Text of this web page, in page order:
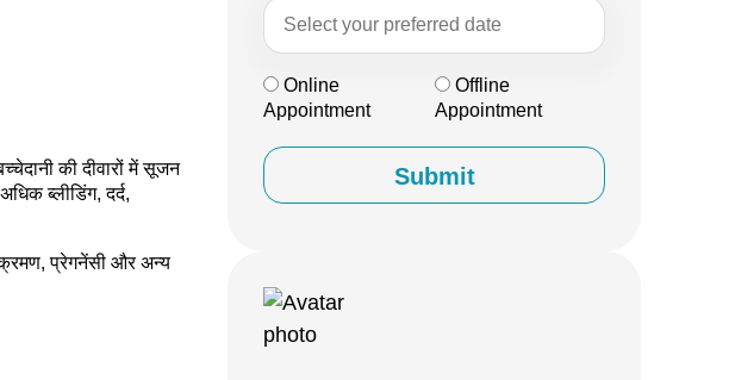
की दीवारों में सूजन
ब्लीडिंग, दर्द,
प्रेगनेंसी और अन्य
Online
Appointment
Offline
Appointment